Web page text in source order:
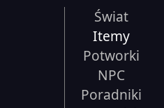
Świat
Itemy
Potworki
NPC
Poradniki